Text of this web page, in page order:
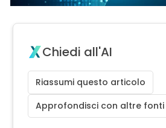
Chiedi all'AI
Riassumi questo articolo
Approfondisci con altre fonti